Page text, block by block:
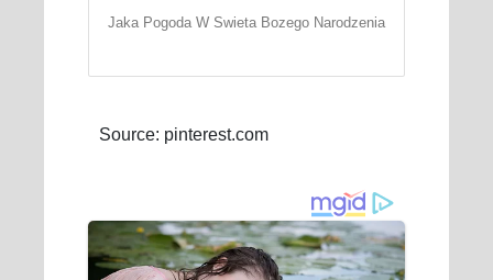
Jaka Pogoda W Swieta Bozego Narodzenia
Source: pinterest.com